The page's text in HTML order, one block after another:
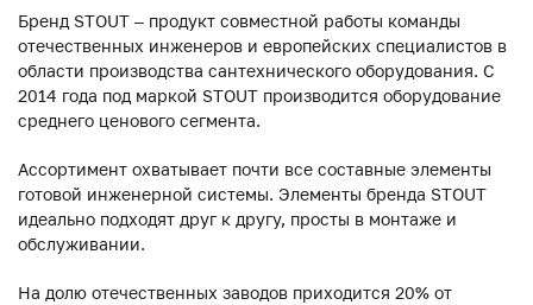
Бренд STOUT – продукт совместной работы команды
отечественных инженеров и европейских специалистов в
области производства сантехнического оборудования. С
2014 года под маркой STOUT производится оборудование
среднего ценового сегмента.
Ассортимент охватывает почти все составные элементы
готовой инженерной системы. Элементы бренда STOUT
идеально подходят друг к другу, просты в монтаже и
обслуживании.
На долю отечественных заводов приходится 20% от